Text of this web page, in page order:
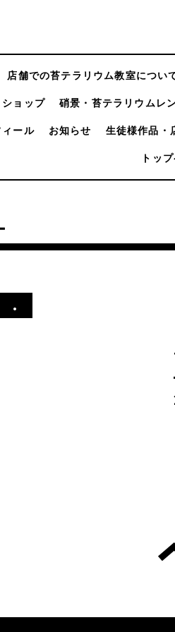
店舗での苔テラリウム教室につい
ョップ 硝景・苔テラリウムレ
ィール お知らせ 生徒様作品・
トッ
.